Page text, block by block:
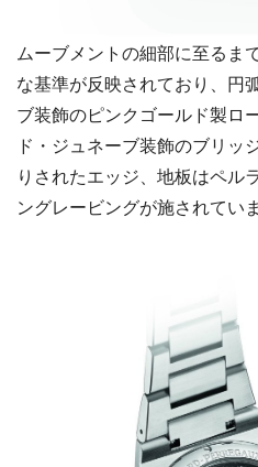
ムーブメントの細部に至るま
な基準が反映されており、円
ブ装飾のピンクゴールド製ロ
ド・ジュネーブ装飾のブリッ
りされたエッジ、地板はペル
ングレービングが施されていま